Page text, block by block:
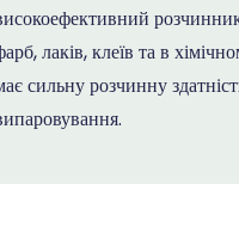
лаків, клеїв та в
сильну розчинну